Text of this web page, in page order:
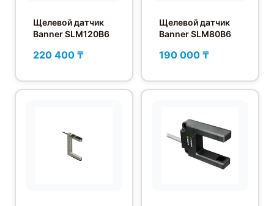
Щелевой датчик
Banner SLM120B6
220 400 ₸
Щелевой датчик
Banner SLM80B6
190 000 ₸